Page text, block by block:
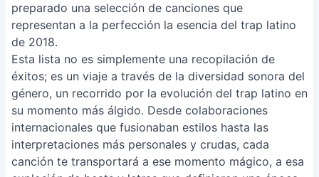
preparado una selección de canciones que
representan a la perfección la esencia del trap latino
de 2018.
Esta lista no es simplemente una recopilación de
éxitos; es un viaje a través de la diversidad sonora del
género, un recorrido por la evolución del trap latino en
su momento más álgido. Desde colaboraciones
internacionales que fusionaban estilos hasta las
interpretaciones más personales y crudas, cada
canción te transportará a ese momento mágico, a esa